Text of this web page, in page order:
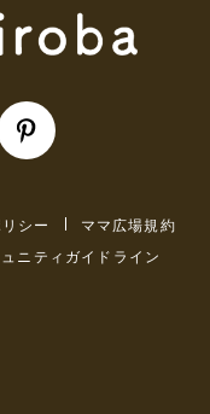
シー
ママ広場規約
ニティガイドライン